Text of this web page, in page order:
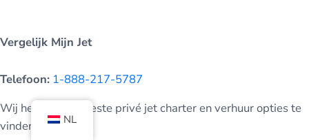
Vergelijk Mijn Jet
Telefoon: 1-888-217-5787
Wij helpen u de beste privé jet charter en verhuur opties te
vinden.
NL